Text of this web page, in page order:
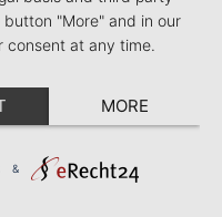
"More" and in our
consent at any time.
MORE
&